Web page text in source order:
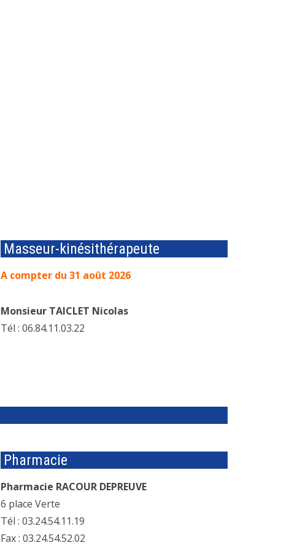
Masseur-kinésithérapeute
A compter du 31 août 2026
Monsieur TAICLET Nicolas
Tél : 06.84.11.03.22
Pharmacie
Pharmacie RACOUR DEPREUVE
6 place Verte
Tél : 03.24.54.11.19
Fax : 03.24.54.52.02